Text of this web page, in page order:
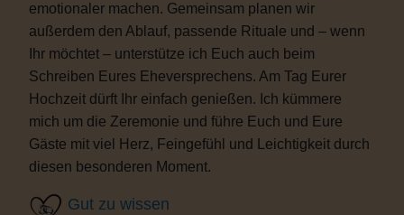
emotionaler machen. Gemeinsam planen wir
außerdem den Ablauf, passende Rituale und – wenn
Ihr möchtet – unterstütze ich Euch auch beim
Schreiben Eures Eheversprechens. Am Tag Eurer
Hochzeit dürft Ihr einfach genießen. Ich kümmere
mich um die Zeremonie und führe Euch und Eure
Gäste mit viel Herz, Feingefühl und Leichtigkeit durch
diesen besonderen Moment.
Gut zu wissen